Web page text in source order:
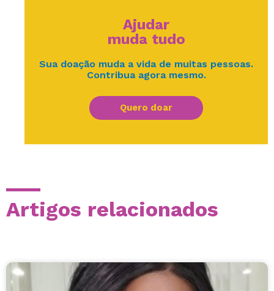
Ajudar
muda tudo
Sua doação muda a vida de muitas pessoas.
Contribua agora mesmo.
Quero doar
Artigos relacionados